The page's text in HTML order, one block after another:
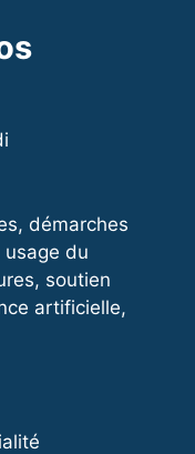
démarches
du
soutien
artificielle,